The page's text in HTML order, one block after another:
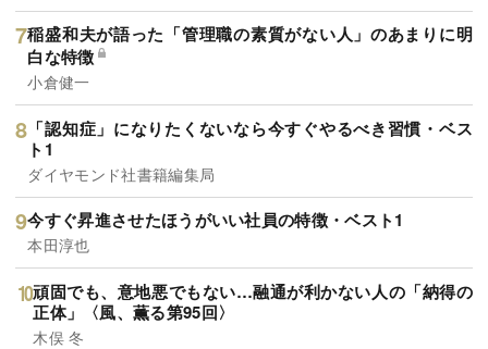
稲盛和夫が語った「管理職の素質がない人」のあまりに明
白な特徴
小倉健一
「認知症」になりたくないなら今すぐやるべき習慣・ベス
ト1
ダイヤモンド社書籍編集局
今すぐ昇進させたほうがいい社員の特徴・ベスト1
本田淳也
頑固でも、意地悪でもない…融通が利かない人の「納得の
正体」〈風、薫る第95回〉
木俣 冬